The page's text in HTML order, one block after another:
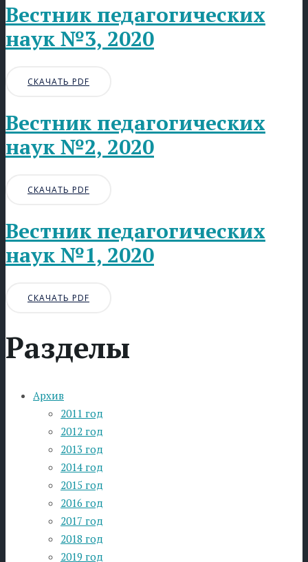
Вестник педагогических
наук №3, 2020
СКАЧАТЬ PDF
Вестник педагогических
наук №2, 2020
СКАЧАТЬ PDF
Вестник педагогических
наук №1, 2020
СКАЧАТЬ PDF
Разделы
Архив
2011 год
2012 год
2013 год
2014 год
2015 год
2016 год
2017 год
2018 год
2019 год